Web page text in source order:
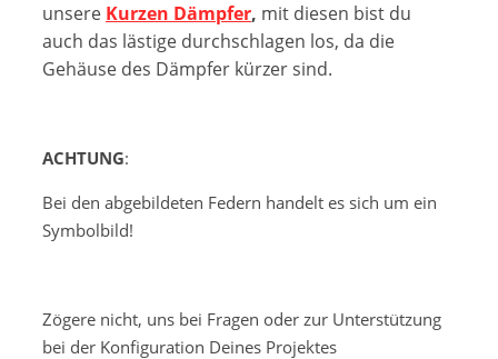
unsere Kurzen Dämpfer, mit diesen bist du
auch das lästige durchschlagen los, da die
Gehäuse des Dämpfer kürzer sind.
ACHTUNG:
Bei den abgebildeten Federn handelt es sich um ein
Symbolbild!
Zögere nicht, uns bei Fragen oder zur Unterstützung
bei der Konfiguration Deines Projektes